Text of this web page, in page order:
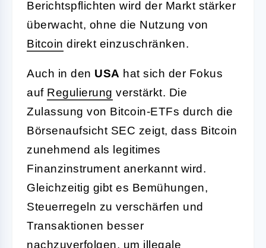
Berichtspflichten wird der Markt stärker
überwacht, ohne die Nutzung von
Bitcoin direkt einzuschränken.
Auch in den USA hat sich der Fokus
auf Regulierung verstärkt. Die
Zulassung von Bitcoin-ETFs durch die
Börsenaufsicht SEC zeigt, dass Bitcoin
zunehmend als legitimes
Finanzinstrument anerkannt wird.
Gleichzeitig gibt es Bemühungen,
Steuerregeln zu verschärfen und
Transaktionen besser
nachzuverfolgen, um illegale